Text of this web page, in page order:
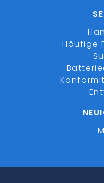
Häufige